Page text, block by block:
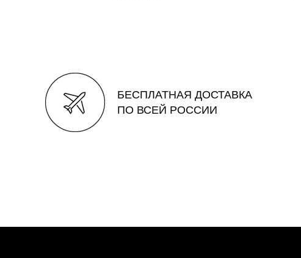
БЕСПЛАТНАЯ ДОСТАВКА
ПО ВСЕЙ РОССИИ